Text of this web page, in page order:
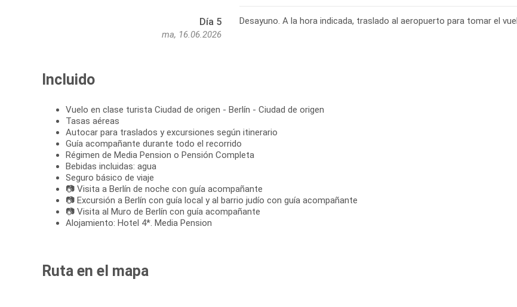
Día 5
ma, 16.06.2026
Desayuno. A la hora indicada, traslado al aeropuerto para tomar el
Incluido
Vuelo en clase turista Ciudad de origen - Berlín - Ciudad de origen
Tasas aéreas
Autocar para traslados y excursiones según itinerario
Guía acompañante durante todo el recorrido
Régimen de Media Pension o Pensión Completa
Bebidas incluidas: agua
Seguro básico de viaje
📷 Visita a Berlín de noche con guía acompañante
📷 Excursión a Berlín con guía local y al barrio judío con guía acompañante
📷 Visita al Muro de Berlín con guía acompañante
Alojamiento: Hotel 4*. Media Pension
Ruta en el mapa